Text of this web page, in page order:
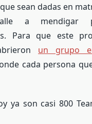
sean dadas en
a mendigar
Para que este
un grupo
cada persona
ya son casi 800